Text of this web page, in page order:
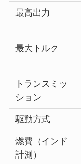
最高出力
最大トルク
トランスミッ
ション
駆動方式
燃費（インド
計測）